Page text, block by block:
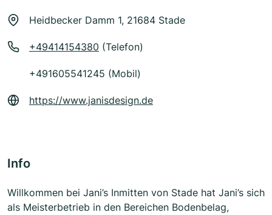
Heidbecker Damm 1, 21684 Stade
+49414154380 (Telefon)
+491605541245 (Mobil)
https://www.janisdesign.de
Info
Willkommen bei Jani’s Inmitten von Stade hat Jani’s sich
als Meisterbetrieb in den Bereichen Bodenbelag,